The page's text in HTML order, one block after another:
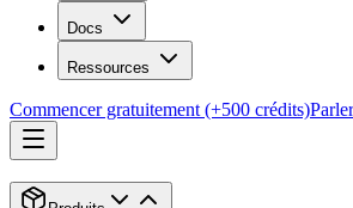
Docs
Ressources
Commencer gratuitement (+500 crédits)